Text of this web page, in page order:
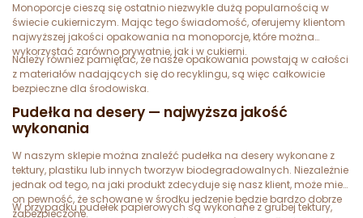
Monoporcje cieszą się ostatnio niezwykle dużą popularnością w
świecie cukierniczym. Mając tego świadomość, oferujemy klientom
najwyższej jakości opakowania na monoporcje, które można
wykorzystać zarówno prywatnie, jak i w cukierni.
Należy również pamiętać, że nasze opakowania powstają w całości
z materiałów nadających się do recyklingu, są więc całkowicie
bezpieczne dla środowiska.
Pudełka na desery — najwyższa jakość
wykonania
W naszym sklepie można znaleźć pudełka na desery wykonane z
tektury, plastiku lub innych tworzyw biodegradowalnych. Niezależnie
jednak od tego, na jaki produkt zdecyduje się nasz klient, może mieć
on pewność, że schowane w środku jedzenie będzie bardzo dobrze
zabezpieczone.
W przypadku pudełek papierowych są wykonane z grubej tektury,